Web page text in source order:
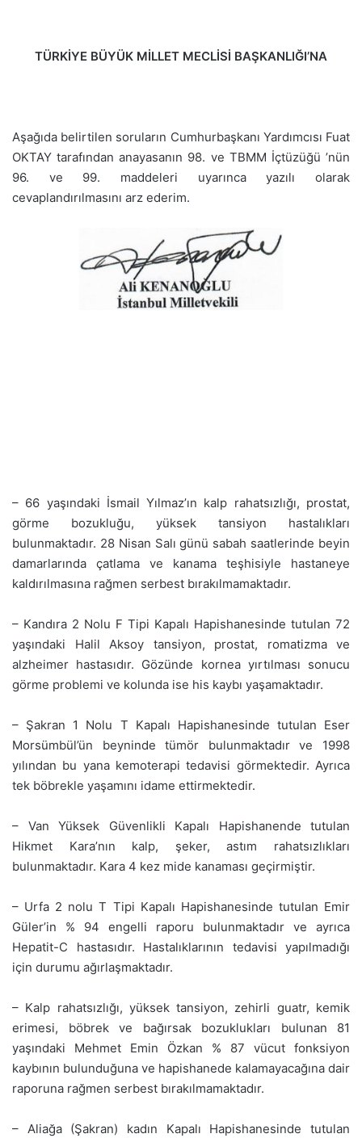
TÜRKİYE BÜYÜK MİLLET MECLİSİ BAŞKANLIĞI’NA
Aşağıda belirtilen soruların Cumhurbaşkanı Yardımcısı Fuat
OKTAY tarafından anayasanın 98. ve TBMM İçtüzüğü ’nün
96. ve 99. maddeleri uyarınca yazılı olarak
cevaplandırılmasını arz ederim.
– 66 yaşındaki İsmail Yılmaz’ın kalp rahatsızlığı, prostat,
görme bozukluğu, yüksek tansiyon hastalıkları
bulunmaktadır. 28 Nisan Salı günü sabah saatlerinde beyin
damarlarında çatlama ve kanama teşhisiyle hastaneye
kaldırılmasına rağmen serbest bırakılmamaktadır.
– Kandıra 2 Nolu F Tipi Kapalı Hapishanesinde tutulan 72
yaşındaki Halil Aksoy tansiyon, prostat, romatizma ve
alzheimer hastasıdır. Gözünde kornea yırtılması sonucu
görme problemi ve kolunda ise his kaybı yaşamaktadır.
– Şakran 1 Nolu T Kapalı Hapishanesinde tutulan Eser
Morsümbül’ün beyninde tümör bulunmaktadır ve 1998
yılından bu yana kemoterapi tedavisi görmektedir. Ayrıca
tek böbrekle yaşamını idame ettirmektedir.
– Van Yüksek Güvenlikli Kapalı Hapishanende tutulan
Hikmet Kara’nın kalp, şeker, astım rahatsızlıkları
bulunmaktadır. Kara 4 kez mide kanaması geçirmiştir.
– Urfa 2 nolu T Tipi Kapalı Hapishanesinde tutulan Emir
Güler’in % 94 engelli raporu bulunmaktadır ve ayrıca
Hepatit-C hastasıdır. Hastalıklarının tedavisi yapılmadığı
için durumu ağırlaşmaktadır.
– Kalp rahatsızlığı, yüksek tansiyon, zehirli guatr, kemik
erimesi, böbrek ve bağırsak bozuklukları bulunan 81
yaşındaki Mehmet Emin Özkan % 87 vücut fonksiyon
kaybının bulunduğuna ve hapishanede kalamayacağına dair
raporuna rağmen serbest bırakılmamaktadır.
– Aliağa (Şakran) kadın Kapalı Hapishanesinde tutulan